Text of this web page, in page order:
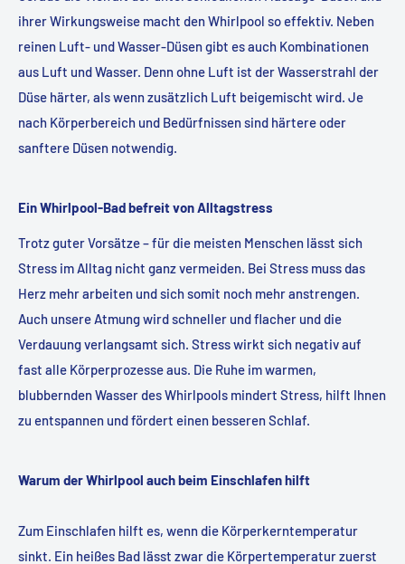
ihrer Wirkungsweise macht den Whirlpool so effektiv. Neben
reinen Luft- und Wasser-Düsen gibt es auch Kombinationen
aus Luft und Wasser. Denn ohne Luft ist der Wasserstrahl der
Düse härter, als wenn zusätzlich Luft beigemischt wird. Je
nach Körperbereich und Bedürfnissen sind härtere oder
sanftere Düsen notwendig.
Ein Whirlpool-Bad befreit von Alltagstress
Trotz guter Vorsätze – für die meisten Menschen lässt sich
Stress im Alltag nicht ganz vermeiden. Bei Stress muss das
Herz mehr arbeiten und sich somit noch mehr anstrengen.
Auch unsere Atmung wird schneller und flacher und die
Verdauung verlangsamt sich. Stress wirkt sich negativ auf
fast alle Körperprozesse aus. Die Ruhe im warmen,
blubbernden Wasser des Whirlpools mindert Stress, hilft Ihnen
zu entspannen und fördert einen besseren Schlaf.
Warum der Whirlpool auch beim Einschlafen hilft
Zum Einschlafen hilft es, wenn die Körperkerntemperatur
sinkt. Ein heißes Bad lässt zwar die Körpertemperatur zuerst